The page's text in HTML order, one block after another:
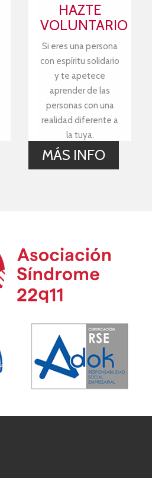
HAZTE
VOLUNTARIO
Si eres una persona
con espíritu solidario
y te apetece
aprender de las
personas con una
realidad diferente a
la tuya.
MÁS INFO